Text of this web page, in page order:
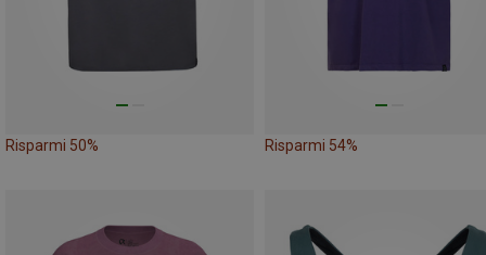
Risparmi 50% Risparmi 54%